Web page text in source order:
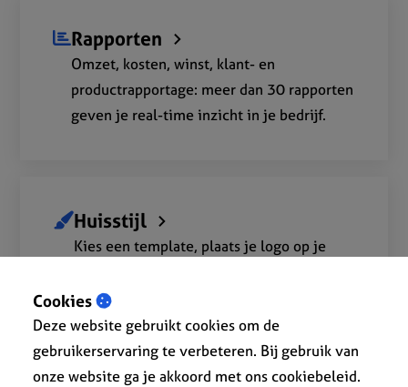
Rapporten
Omzet, kosten, winst, klant- en
productrapportage: meer dan 30 rapporten
geven je real-time inzicht in je bedrijf.
Huisstijl
Kies een template, plaats je logo op je
wens. Helemaal volgens de uitstraling van
jouw bedrijf.
Cookies
Deze website gebruikt cookies om de
gebruikerservaring te verbeteren. Bij gebruik van
onze website ga je akkoord met ons cookiebeleid.